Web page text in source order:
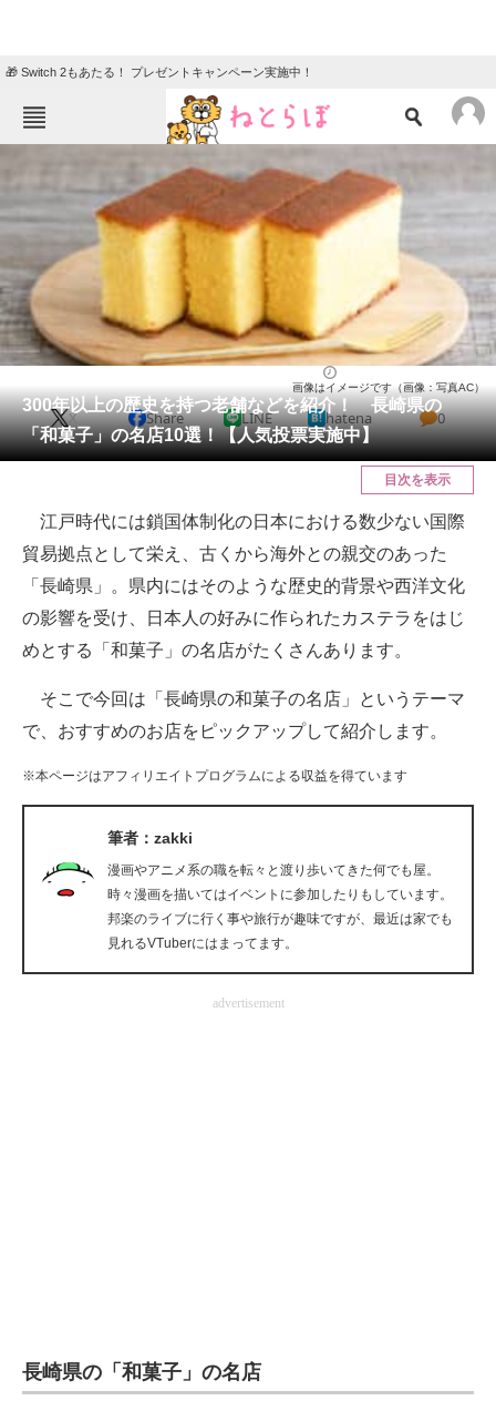
🎁 Switch 2もあたる！ プレゼントキャンペーン実施中！
ニュース
エンタメ クイズ
グルメ 地域
住まい 教育・育児
動物 リサーチ
会員記事
メディア
ITの今と未来を見通す
スマホと通信の最新トレンド
進化するPCとデバイスの未来
ビジネスと働き方のヒント
AI活用のいまが分かる
企業ITのトレンドを詳説
経営リーダーのコミュニティ
マーケ×ITの今がよく分かる
ITエンジニア向け専門サイト
300年以上の歴史を持つ老舗などを紹介！ 長崎県の
「和菓子」の名店10選！【人気投票実施中】
画像はイメージです（画像：写真AC）
X Share LINE hatena 0
目次を表示
江戸時代には鎖国体制化の日本における数少ない国際
貿易拠点として栄え、古くから海外との親交のあった
「長崎県」。県内にはそのような歴史的背景や西洋文化
の影響を受け、日本人の好みに作られたカステラをはじ
めとする「和菓子」の名店がたくさんあります。
そこで今回は「長崎県の和菓子の名店」というテーマ
で、おすすめのお店をピックアップして紹介します。
※本ページはアフィリエイトプログラムによる収益を得ています
筆者：zakki
漫画やアニメ系の職を転々と渡り歩いてきた何でも屋。
時々漫画を描いてはイベントに参加したりもしています。
邦楽のライブに行く事や旅行が趣味ですが、最近は家でも
見れるVTuberにはまってます。
advertisement
長崎県の「和菓子」の名店